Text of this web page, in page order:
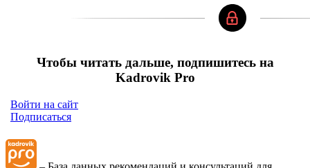
Чтобы читать дальше, подпишитесь на
Kadrovik Pro
Войти на сайт
Подписаться